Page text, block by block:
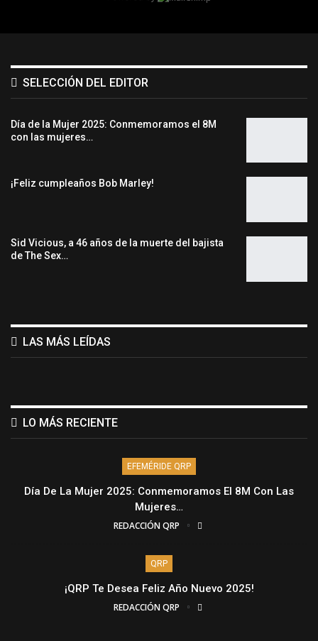
SELECCIÓN DEL EDITOR
Día de la Mujer 2025: Conmemoramos el 8M
con las mujeres…
¡Feliz cumpleaños Bob Marley!
Sid Vicious, a 46 años de la muerte del bajista
de The Sex…
LAS MÁS LEÍDAS
LO MÁS RECIENTE
EFEMÉRIDE QRP
Día De La Mujer 2025: Conmemoramos El 8M Con Las
Mujeres…
REDACCIÓN QRP
QRP
¡QRP Te Desea Feliz Año Nuevo 2025!
REDACCIÓN QRP